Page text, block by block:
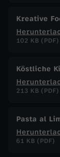
2
0
2
4
Kreative
102 KB (PDF)
Köstliche
213 KB (PDF)
Pasta al
61 KB (PDF)